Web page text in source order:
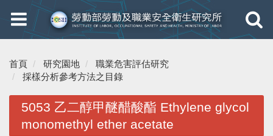
Toggle
navigation
Toggle
首頁 研究園地
職業危害評估研究
採樣分析參考方法之目錄
5053 乙二醇甲醚醋酸酯 Ethylene glycol
monomethyl ether acetate